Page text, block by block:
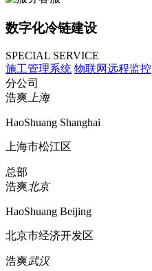
数字化冷链建设
SPECIAL SERVICE
施工管理系统 物联网远程监控
分公司
浩爽上海
HaoShuang Shanghai
上海市松江区
总部
浩爽北京
HaoShuang Beijing
北京市经济开发区
浩爽武汉